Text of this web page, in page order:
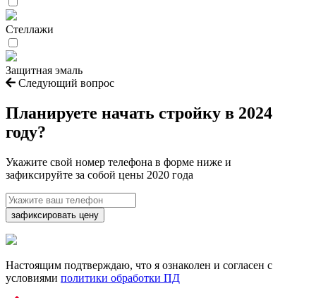
Стеллажи
Защитная эмаль
Следующий вопрос
Планируете начать стройку в 2024
году?
Укажите свой номер телефона в форме ниже и
зафиксируйте за собой цены 2020 года
зафиксировать цену
Настоящим подтверждаю, что я ознаколен и согласен с
условиями политики обработки ПД